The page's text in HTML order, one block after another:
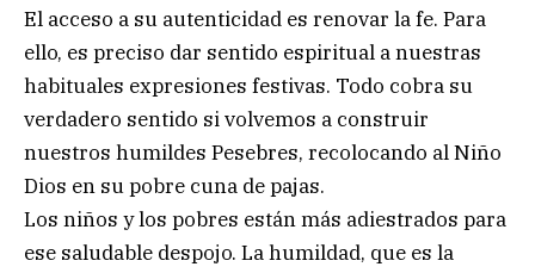
El acceso a su autenticidad es renovar la fe. Para
ello, es preciso dar sentido espiritual a nuestras
habituales expresiones festivas. Todo cobra su
verdadero sentido si volvemos a construir
nuestros humildes Pesebres, recolocando al Niño
Dios en su pobre cuna de pajas.
Los niños y los pobres están más adiestrados para
ese saludable despojo. La humildad, que es la